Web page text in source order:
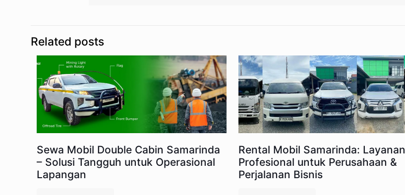
Related posts
Sewa Mobil Double Cabin Samarinda
– Solusi Tangguh untuk Operasional
Lapangan
Rental Mobil Samarinda: Layanan
Profesional untuk Perusahaan &
Perjalanan Bisnis